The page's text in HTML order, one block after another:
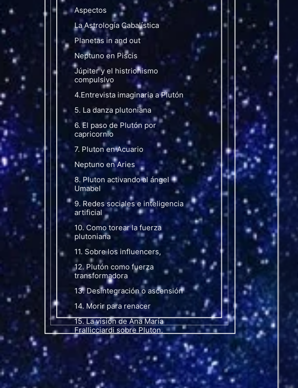
Aspectos
La Astrología Cabalística
Planetas in and out
Neptuno en Piscis
Júpiter y el histrionismo
compulsivo
4.Entrevista imaginaria a Plutón
5. La danza plutoniana
6. El paso de Plutón por
capricornio
7. Pluton en Acuario
Neptuno en Aries
8. Pluton activando al ángel
Umabel
9. Redes sociales e inteligencia
artificial
10. Como torear la fuerza
plutoniana
11. Sobre los influencers,
12. Plutón como fuerza
transformadora
13. Desintegración o ascensión
14. Morir para renacer
15. La visión de Ana María
Frallicciardi sobre Pluton.